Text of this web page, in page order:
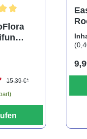
Sternen
Bewertung von
15,39 €*